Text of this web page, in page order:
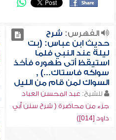
الفهرس: شرح
حديث ابن عباس: (بت
ليلة عند النبي فلما
استيقظ أتى طهوره فأخذ
سواكه فاستاك...) ,
السواك لمن قام من الليل
للشيخ: عبد المحسن العباد
جزء من محاضرة ( شرح سنن أبي
داود [014])